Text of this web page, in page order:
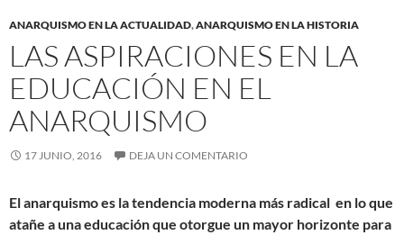
ANARQUISMO EN LA ACTUALIDAD,ANARQUISMO EN LA HISTORIA
LAS ASPIRACIONES EN LA
EDUCACIÓN EN EL
ANARQUISMO
17 JUNIO, 2016 DEJA UN COMENTARIO
El anarquismo es la tendencia moderna más radical en lo que
atañe a una educación que otorgue un mayor horizonte para